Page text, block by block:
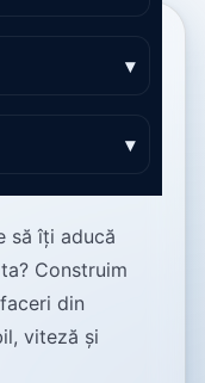
▾
▾
de
să îți aducă
Construim
din
viteză și